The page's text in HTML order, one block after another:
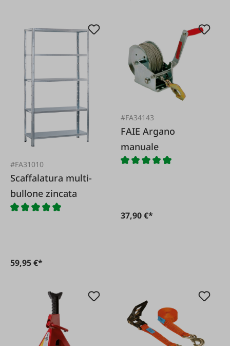
#FA31010
Scaffalatura multi-
bullone zincata
59,95 €*
#FA34143
FAIE Argano
manuale
37,90 €*